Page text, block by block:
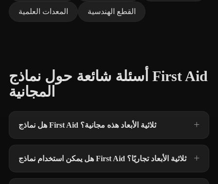
المعدات العلمية القطع الهندسية
أسئلة شائعة حول نماذج First Aid
المجانية
هل نماذج First Aid ثلاثية الأبعاد هذه مجانية؟
هل يمكن استخدام نماذج First Aid ثلاثية الأبعاد تجاريًا؟